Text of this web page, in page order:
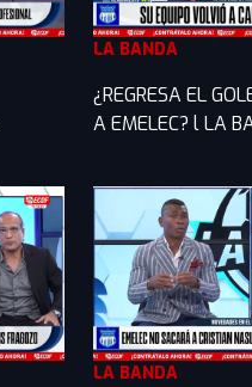
LA BANDA
¿REGRESA EL
A EMELEC? l LA
LA BANDA